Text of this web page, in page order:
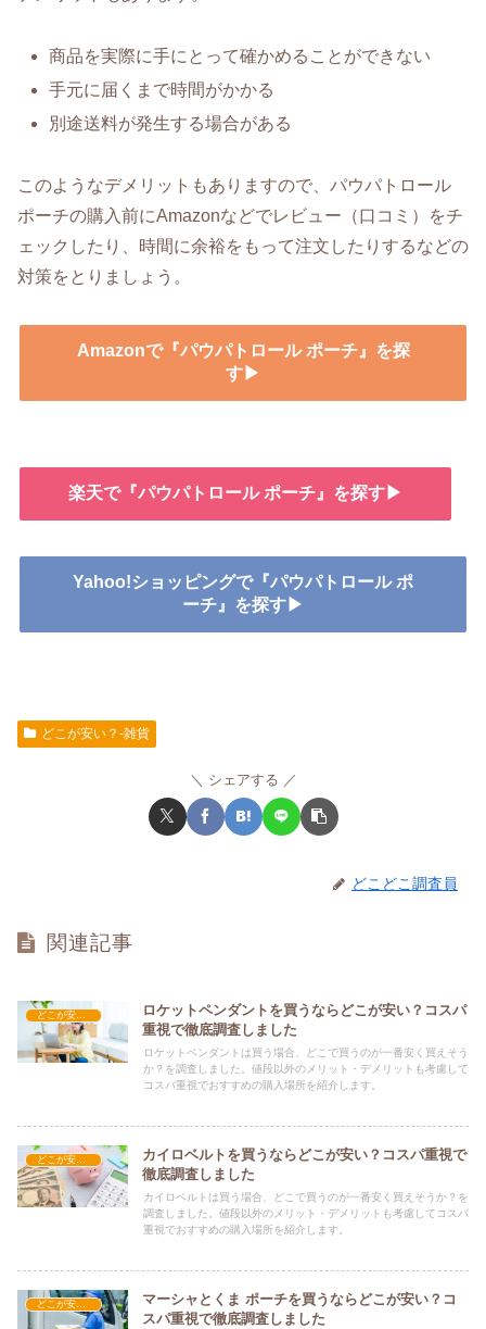
商品を実際に手にとって確かめることができない
手元に届くまで時間がかかる
別途送料が発生する場合がある
このようなデメリットもありますので、パウパトロール
ポーチの購入前にAmazonなどでレビュー（口コミ）をチ
ェックしたり、時間に余裕をもって注文したりするなどの
対策をとりましょう。
Amazonで『パウパトロール ポーチ』を探
す▶
楽天で『パウパトロール ポーチ』を探す▶
Yahoo!ショッピングで『パウパトロール ポ
ーチ』を探す▶
どこが安い？-雑貨
シェアする
どこどこ調査員
関連記事
どこが安い？-雑貨
ロケットペンダントを買うならどこが安い？コスパ
重視で徹底調査しました
ロケットペンダントは買う場合、どこで買うのが一番安く買えそう
か？を調査しました。値段以外のメリット・デメリットも考慮して
コスパ重視でおすすめの購入場所を紹介します。
どこが安い？-雑貨
カイロベルトを買うならどこが安い？コスパ重視で
徹底調査しました
カイロベルトは買う場合、どこで買うのが一番安く買えそうか？を
調査しました。値段以外のメリット・デメリットも考慮してコスパ
重視でおすすめの購入場所を紹介します。
どこが安い？-雑貨
マーシャとくま ポーチを買うならどこが安い？コ
スパ重視で徹底調査しました